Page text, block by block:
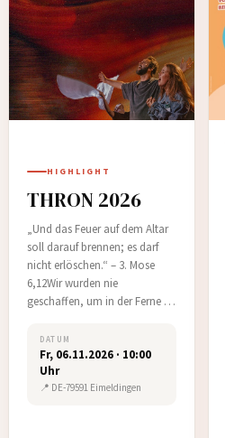
HIGHLIGHT
THRON 2026
„Und das Feuer auf dem Altar
soll darauf brennen; es darf
nicht erlöschen.“ – 3. Mose
6,12Wir wurden nie
geschaffen, um in der Ferne zu
geschaffen, um vor Seinem
Thron zu leben – dort, wo das
Feuer brennt, die Liebe regiert
und alles andere klein
DATUM
Fr, 06.11.2026 · 10:00
Uhr
📍 DE-79591 Eimeldingen